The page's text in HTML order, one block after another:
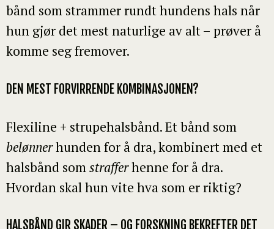
bånd som strammer rundt hundens hals når
hun gjør det mest naturlige av alt – prøver å
komme seg fremover.
DEN MEST FORVIRRENDE KOMBINASJONEN?
Flexiline + strupehalsbånd. Et bånd som
belønnerhunden for å dra, kombinert med et
halsbånd somstrafferhenne for å dra.
Hvordan skal hun vite hva som er riktig?
HALSBÅND GIR SKADER – OG FORSKNING BEKREFTER DET